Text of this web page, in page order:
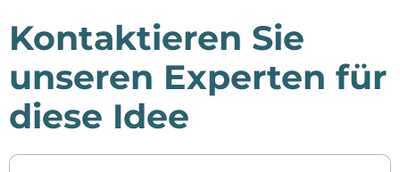
Kontaktieren Sie
unseren Experten für
diese Idee